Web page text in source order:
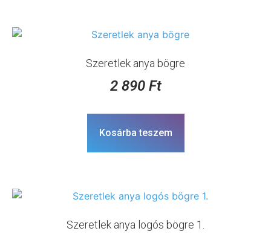
Szeretlek anya bögre
2 890 Ft
Kosárba teszem
Szeretlek anya logós bögre 1.